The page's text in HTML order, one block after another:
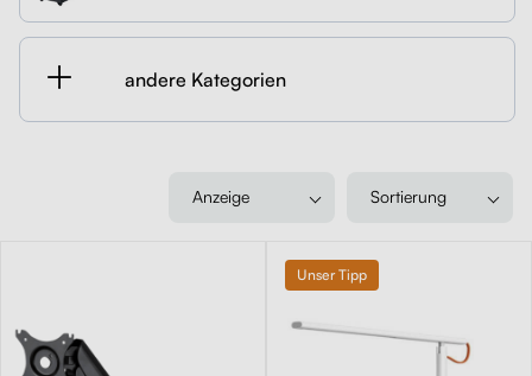
Rückenlehnen
andere Kategorien
Sortierung
Anzeige
Unser Tipp